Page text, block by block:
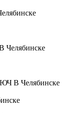
В Челябинске